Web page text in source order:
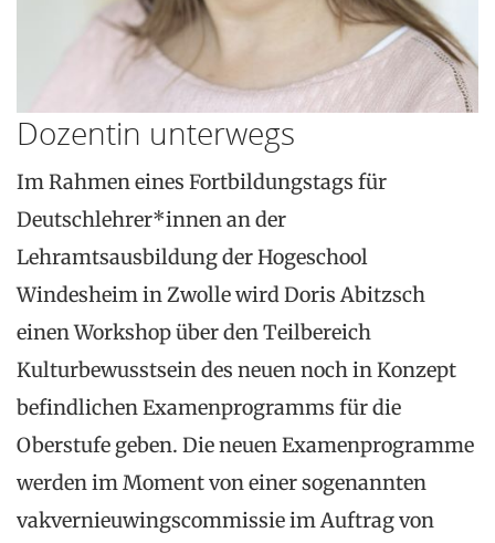
Dozentin unterwegs
Im Rahmen eines Fortbildungstags für
Deutschlehrer*innen an der
Lehramtsausbildung der Hogeschool
Windesheim in Zwolle wird Doris Abitzsch
einen Workshop über den Teilbereich
Kulturbewusstsein des neuen noch in Konzept
befindlichen Examenprogramms für die
Oberstufe geben. Die neuen Examenprogramme
werden im Moment von einer sogenannten
vakvernieuwingscommissie im Auftrag von